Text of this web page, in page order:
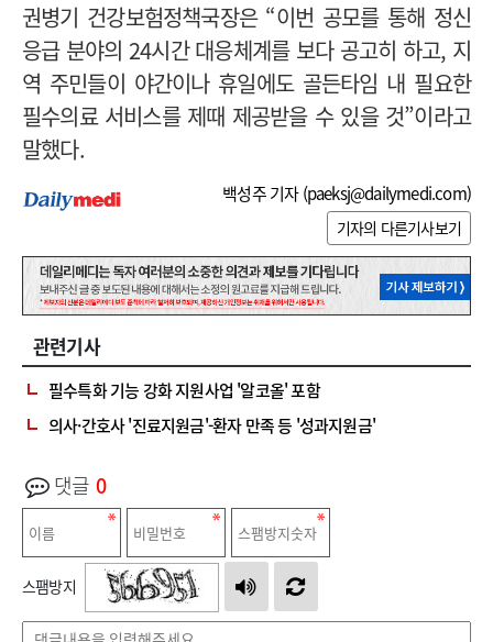
권병기 건강보험정책국장은 “이번 공모를 통해 정신
응급 분야의 24시간 대응체계를 보다 공고히 하고, 지
역 주민들이 야간이나 휴일에도 골든타임 내 필요한
필수의료 서비스를 제때 제공받을 수 있을 것”이라고
말했다.
백성주 기자 (paeksj@dailymedi.com)
기자의 다른기사보기
관련기사
필수특화 기능 강화 지원사업 '알코올' 포함
의사·간호사 '진료지원금'-환자 만족 등 '성과지원금'
댓글 0
스팸방지